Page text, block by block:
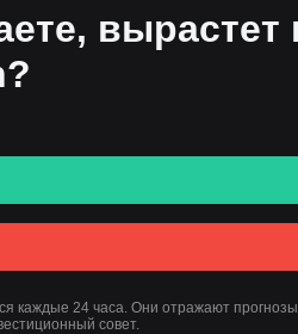
вырастет
каждые 24 часа. Они отражают
совет.